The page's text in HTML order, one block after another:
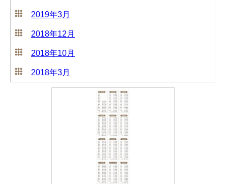
2019年3月
2018年12月
2018年10月
2018年3月